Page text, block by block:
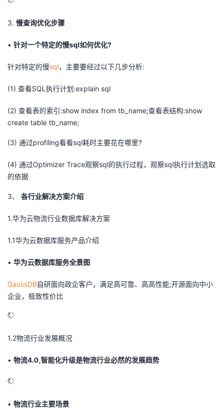
3. 慢查询优化步骤
• 针对一个特定的慢sql如何优化?
针对特定的慢sql，主要要经过以下几步分析:
(1) 查看SQL执行计划:explain sql
(2) 查看表的索引:show index from tb_name;查看表结构:show
create table tb_name;
(3) 通过profiling看看sql耗时主要花在哪里?
(4) 通过Optimizer Trace观察sql的执行过程，观察sql执行计划选取
的依据
3、 各行业解决方案介绍
1.华为云物流行业数据库解决方案
1.1华为云数据库服务产品介绍
• 华为云数据库服务全景图
GaussDB自研面向政企客户，满足高可靠、高高性能;开源面向中小
企业，极致性价比
1.2物流行业发展概况
• 物流4.0,智能化升级是物流行业必然的发展趋势
• 物流行业主要场景